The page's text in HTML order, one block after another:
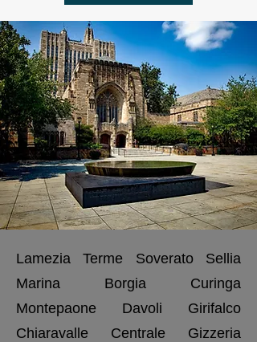
Lamezia Terme Soverato Sellia
Marina Borgia Curinga
Montepaone Davoli Girifalco
Chiaravalle Centrale Gizzeria